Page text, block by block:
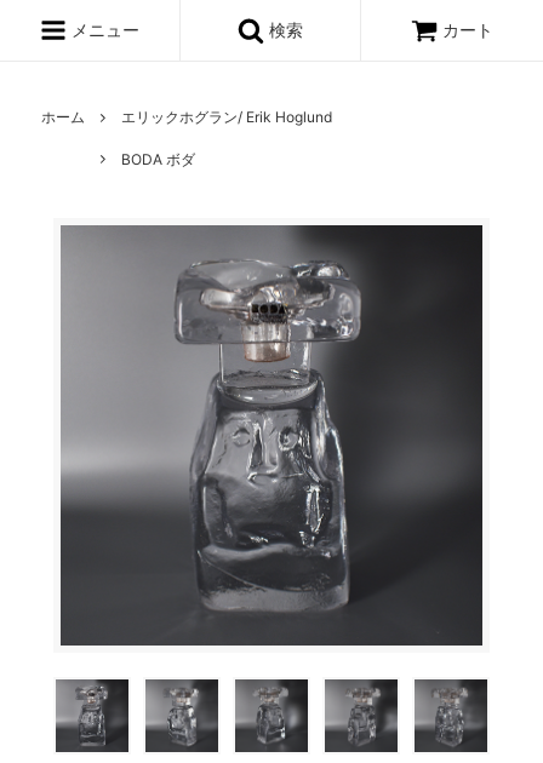
メニュー 検索 カート
ホーム エリックホグラン/ Erik Hoglund
BODA ボダ